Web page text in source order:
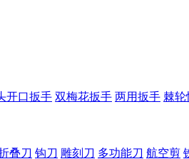
开口扳手 双梅花扳手 两用扳手 棘轮
叠刀 钩刀 雕刻刀 多功能刀 航空剪